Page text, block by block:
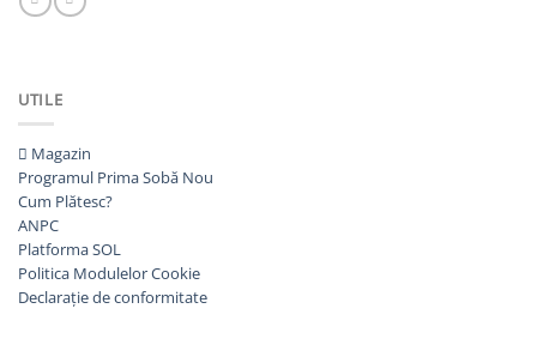
UTILE
Magazin
Programul Prima Sobă
Cum Plătesc?
ANPC
Platforma SOL
Politica Modulelor Cookie
Declarație de conformitate